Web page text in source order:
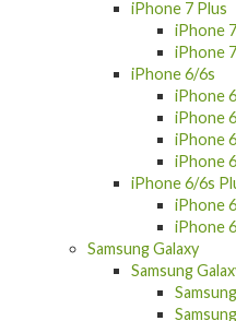
iPhone 7 Plus
iPhone
iPhone
iPhone 6/6s
iPhone
iPhone
iPhone
iPhone
iPhone 6/6s
iPhone
iPhone
Samsung Galaxy
Samsung